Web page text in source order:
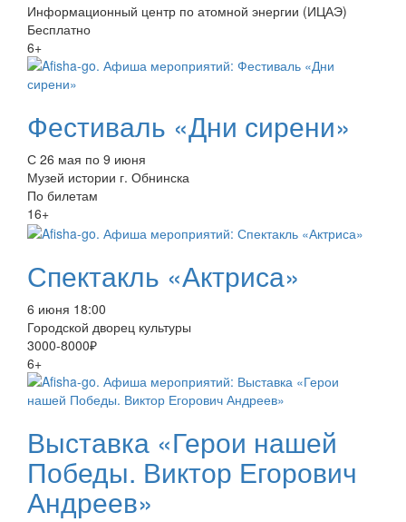
Информационный центр по атомной энергии (ИЦАЭ)
Бесплатно
6+
Фестиваль «Дни сирени»
С 26 мая по 9 июня
Музей истории г. Обнинска
По билетам
16+
Спектакль «Актриса»
6 июня 18:00
Городской дворец культуры
3000-8000₽
6+
Выставка «Герои нашей
Победы. Виктор Егорович
Андреев»